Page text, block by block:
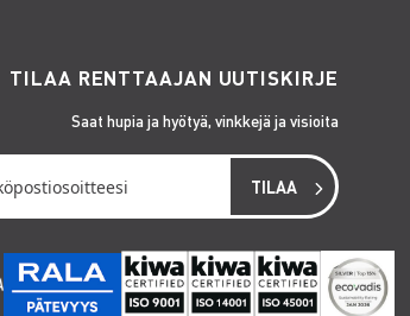
TILAA RENTTAAJAN UUTISKIRJE
Saat hupia ja hyötyä, vinkkejä ja visioita